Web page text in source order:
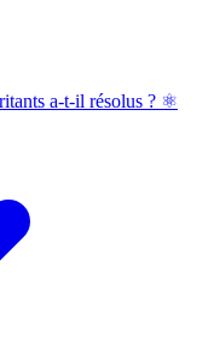
a-t-il résolus ? ⚛️